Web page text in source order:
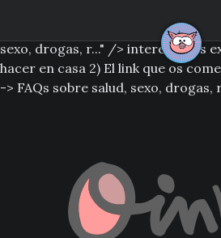
interesantes experimentos para
que os comenté ayer: Go ask Alice!
sexo, drogas, r..." /> interesantes
hacer en casa 2) El link que os
-> FAQs sobre salud, sexo, drogas,